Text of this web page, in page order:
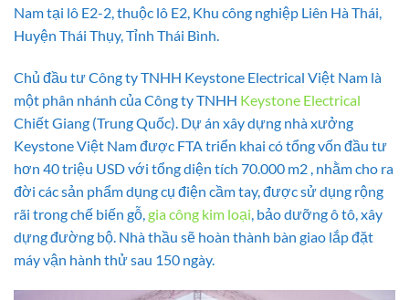
Nam tại lô E2-2, thuộc lô E2, Khu công nghiệp Liên Hà Thái,
Huyện Thái Thụy, Tỉnh Thái Bình.
Chủ đầu tư Công ty TNHH Keystone Electrical Việt Nam là
một phân nhánh của Công ty TNHH Keystone Electrical
Chiết Giang (Trung Quốc). Dự án xây dựng nhà xưởng
Keystone Việt Nam được FTA triển khai có tổng vốn đầu tư
hơn 40 triệu USD với tổng diện tích 70.000 m2 , nhằm cho ra
đời các sản phẩm dụng cụ điện cầm tay, được sử dụng rộng
rãi trong chế biến gỗ,gia công kim loại, bảo dưỡng ô tô, xây
dựng đường bộ. Nhà thầu sẽ hoàn thành bàn giao lắp đặt
máy vận hành thử sau 150 ngày.